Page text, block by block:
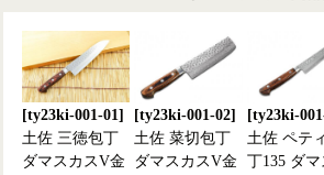
[ty23ki-001-01]
土佐 三徳包丁
ダマスカスV金
[ty23ki-001-02]
土佐 菜切包丁
ダマスカスV金
[ty23ki-
土佐 ペテ
丁135 ダマ